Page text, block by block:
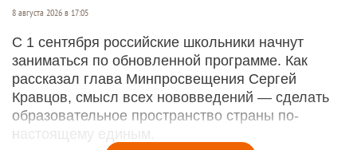
8 августа 2026 в 17:05
С 1 сентября российские школьники начнут
заниматься по обновленной программе. Как
рассказал глава Минпросвещения Сергей
Кравцов, смысл всех нововведений — сделать
образовательное пространство страны по-
настоящему единым.